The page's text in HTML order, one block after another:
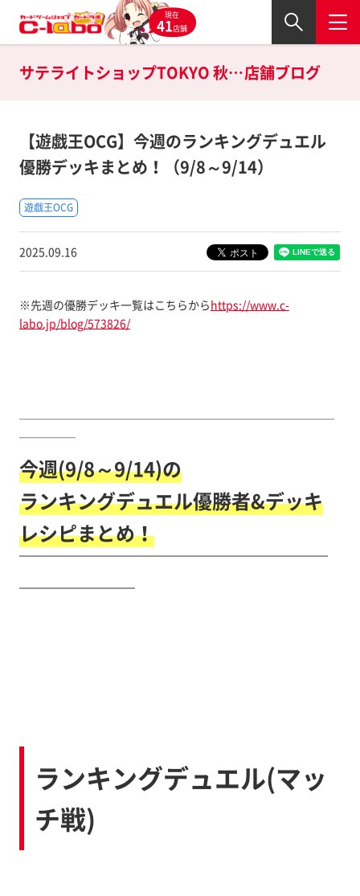
現在
41店舗
サテライトショップTOKYO 秋葉原店の店舗ブログ
【遊戯王OCG】今週のランキングデュエル
優勝デッキまとめ！（9/8～9/14）
遊戯王OCG
2025.09.16
※先週の優勝デッキ一覧はこちらからhttps://www.c-
labo.jp/blog/573826/
￣￣￣￣￣￣￣￣￣￣￣￣￣￣￣￣￣￣￣￣￣￣￣￣￣￣￣￣
￣￣￣￣￣
今週(9/8～9/14)の
ランキングデュエル優勝者&デッキ
レシピまとめ！
￣￣￣￣￣￣￣￣￣￣￣￣￣￣￣￣
￣￣￣￣￣￣
ランキングデュエル(マッ
チ戦)